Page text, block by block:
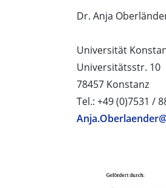
Dr. Anja
Universität
Universitätsstr. 10
78457 Konstanz
Tel.: +49 (0)7531 /